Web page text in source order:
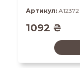
Артикул: A12372
1092 ₴